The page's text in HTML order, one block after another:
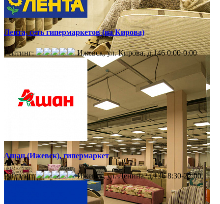
Лента, сеть гипермаркетов (на Кирова)
Рейтинг: Ижевск, ул. Кирова, д.146 0:00-0:00
Ашан (Ижевск), гипермаркет
Рейтинг: Ижевск, ул. Ленина, д.136 8:30-22:00